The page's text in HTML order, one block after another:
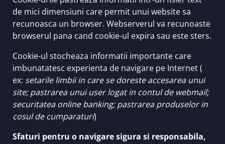
de mici dimensiuni care permit unui website sa
recunoasca un browser. Webserverul va recunoaste
browserul pana cand cookie-ul expira sau este sters.
Cookie-ul stocheaza informatii importante care
imbunatatesc experienta de navigare pe Internet (
ex: setarile limbii in care se doreste accesarea unui
site; pastrarea unui user logat in contul de webmail;
securitatea online banking; pastrarea produselor in
cosul de cumparaturi)
Sfaturi pentru o navigare sigura si responsabila,